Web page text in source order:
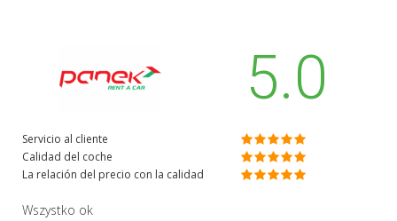
5.0
Servicio al cliente
Calidad del coche
La relación del precio con la calidad
Wszystko ok